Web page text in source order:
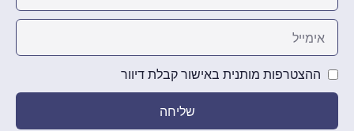
ההצטרפות מותנית באישור קבלת דיוור
שליחה